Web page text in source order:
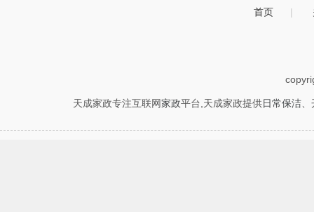
首页 |
天成家政专注互联网家政平台,天成家政提供日常保洁、